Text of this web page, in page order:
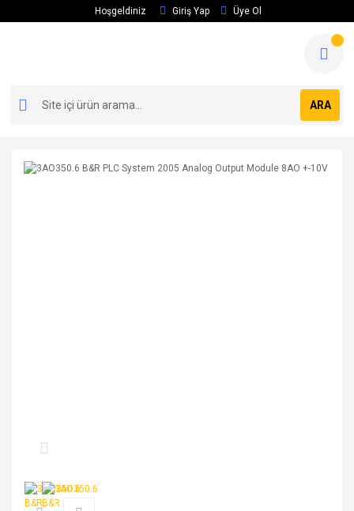
Hoşgeldiniz Giriş Yap Üye Ol
ARA